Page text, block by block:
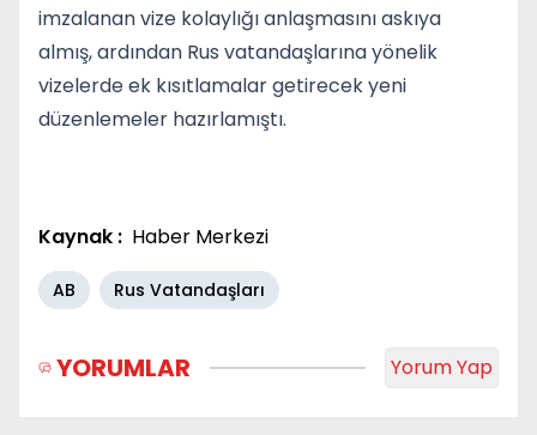
imzalanan vize kolaylığı anlaşmasını askıya
almış, ardından Rus vatandaşlarına yönelik
vizelerde ek kısıtlamalar getirecek yeni
düzenlemeler hazırlamıştı.
Kaynak : Haber Merkezi
AB Rus Vatandaşları
YORUMLAR Yorum Yap